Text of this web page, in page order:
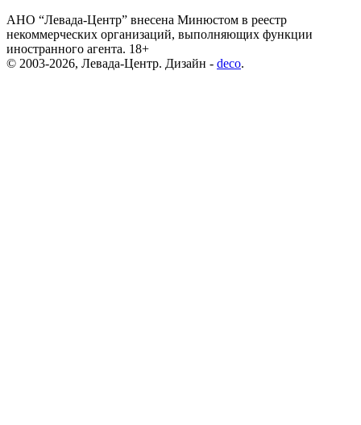
АНО “Левада-Центр” внесена Минюстом в реестр
некоммерческих организаций, выполняющих функции
иностранного агента. 18+
© 2003-2026, Левада-Центр. Дизайн - deco.